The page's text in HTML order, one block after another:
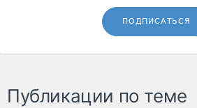
ПОДПИСАТЬСЯ
Публикации по теме